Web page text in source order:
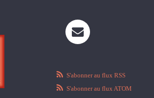
S'abonner au flux RSS
S'abonner au flux ATOM